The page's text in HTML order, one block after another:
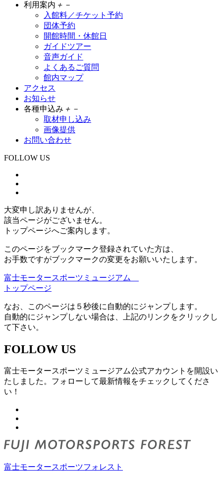
利用案内 ＋ －
入館料／チケット予約
団体予約
開館時間・休館日
ガイドツアー
音声ガイド
よくあるご質問
館内マップ
アクセス
お知らせ
各種申込み ＋ －
取材申し込み
画像提供
お問い合わせ
FOLLOW US
大変申し訳ありませんが、
該当ページがございません。
トップページへご案内します。
このページをブックマーク登録されていた方は、
お手数ですがブックマークの変更をお願いいたします。
富士モータースポーツミュージアム
トップページ
なお、このページは５秒後に自動的にジャンプします。
自動的にジャンプしない場合は、上記のリンクをクリックし
て下さい。
FOLLOW US
富士モータースポーツミュージアム公式アカウントを開設い
たしました。フォローして最新情報をチェックしてくださ
い！
富士モータースポーツフォレスト